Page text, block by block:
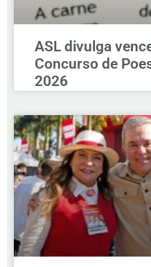
ASL divulga
Concurso de
2026